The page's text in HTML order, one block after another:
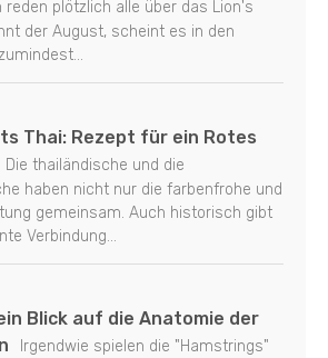
reden plötzlich alle über das Lion's
der August, scheint es in den
Thai: Rezept für ein Rotes
Die thailändische und die
haben nicht nur die farbenfrohe und
gemeinsam. Auch historisch gibt
Verbindung...
Blick auf die Anatomie der
Irgendwie spielen die "Hamstrings"